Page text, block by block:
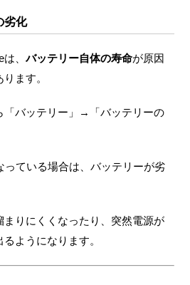
劣化
は、バッテリー自体の寿命が原因
ます。
「バッテリー」→「バッテリーの
っている場合は、バッテリーが劣
りにくくなったり、突然電源が
ようになります。